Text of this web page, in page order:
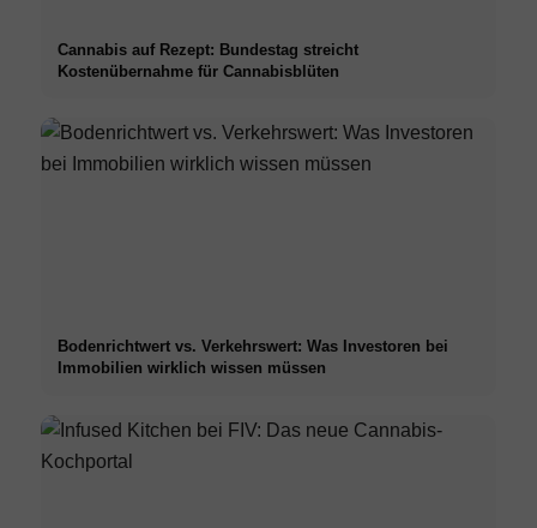
Cannabis auf Rezept: Bundestag streicht
Kostenübernahme für Cannabisblüten
Bodenrichtwert vs. Verkehrswert: Was Investoren bei
Immobilien wirklich wissen müssen